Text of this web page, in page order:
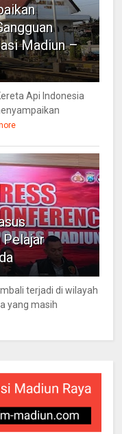
Madiun –
Api Indonesia
terjadi di wilayah
yang masih